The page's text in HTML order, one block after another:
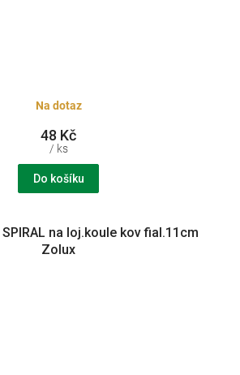
Na dotaz
48 Kč
/ ks
Do košíku
na loj.koule kov fial.11cm
Zolux